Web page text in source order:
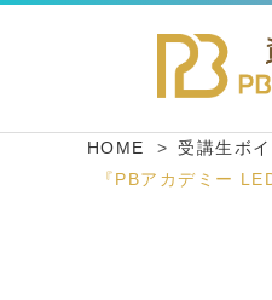
HOME
受講生ボイ
『PBアカデミー